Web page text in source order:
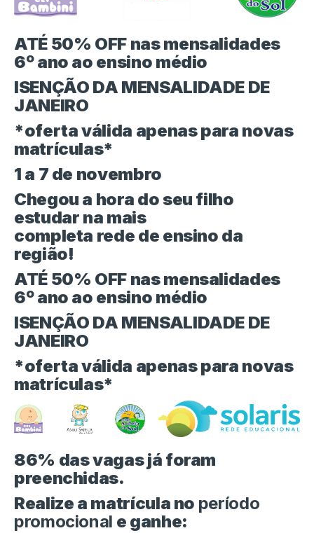
ATÉ 50% OFF nas mensalidades
6º ano ao ensino médio
ISENÇÃO DA MENSALIDADE DE
JANEIRO
*oferta válida apenas para novas
matrículas*
1 a 7 de novembro
Chegou a hora do seu filho
estudar na mais
completa rede de ensino da
região!
ATÉ 50% OFF nas mensalidades
6º ano ao ensino médio
ISENÇÃO DA MENSALIDADE DE
JANEIRO
*oferta válida apenas para novas
matrículas*
86% das vagas já foram
preenchidas.
Realize a matrícula no período
promocional e ganhe: